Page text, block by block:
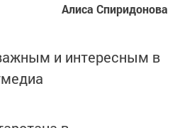
Алиса Спиридонова
и интересным в